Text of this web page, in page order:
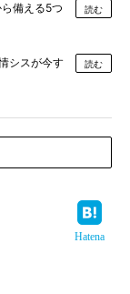
備える5つ
読む
シスが今す
読む
Hatena